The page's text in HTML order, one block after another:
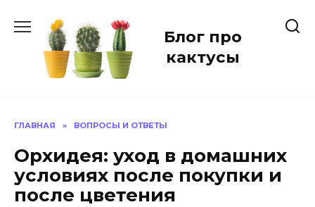
содержанию
Блог про
кактусы
ГЛАВНАЯ » ВОПРОСЫ И ОТВЕТЫ
Орхидея: уход в домашних
условиях после покупки и
после цветения